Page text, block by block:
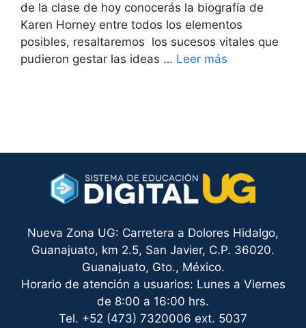
de la clase de hoy conocerás la biografía de
Karen Horney entre todos los elementos
posibles, resaltaremos los sucesos vitales que
pudieron gestar las ideas … Leer más
Nueva Zona UG: Carretera a Dolores Hidalgo,
Guanajuato, km 2.5, San Javier, C.P. 36020.
Guanajuato, Gto., México.
Horario de atención a usuarios: Lunes a Viernes
de 8:00 a 16:00 hrs.
Tel. +52 (473) 7320006 ext. 5037